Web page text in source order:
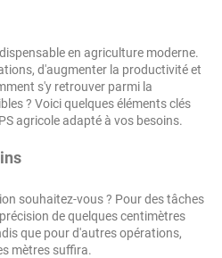
en agriculture moderne.
d'augmenter la productivité et
s'y retrouver parmi la
? Voici quelques éléments clés
agricole adapté à vos besoins.
souhaitez-vous ? Pour des tâches
de quelques centimètres
que pour d'autres opérations,
mètres suffira.